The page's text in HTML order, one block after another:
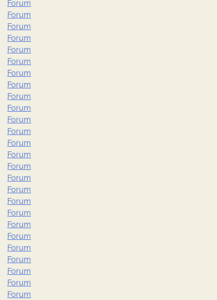
Forum
Forum
Forum
Forum
Forum
Forum
Forum
Forum
Forum
Forum
Forum
Forum
Forum
Forum
Forum
Forum
Forum
Forum
Forum
Forum
Forum
Forum
Forum
Forum
Forum
Forum